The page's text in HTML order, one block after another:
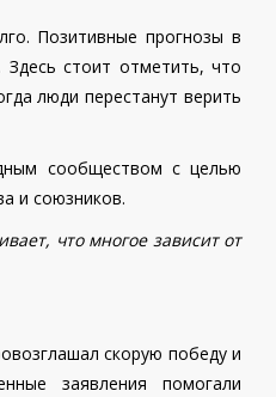
Позитивные прогнозы в
стоит отметить, что
люди перестанут верить
сообществом с целью
и союзников.
что многое зависит от
скорую победу и
заявления помогали